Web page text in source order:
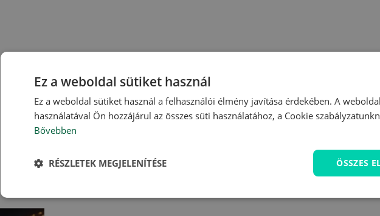
Ez a weboldal sütiket használ
Ez a weboldal sütiket használ a felhasználói élmény javítása érdekében. A
használatával Ön hozzájárul az összes süti használatához, a Cookie
Bővebben
ÖSSZES
RÉSZLETEK MEGJELENÍTÉSE